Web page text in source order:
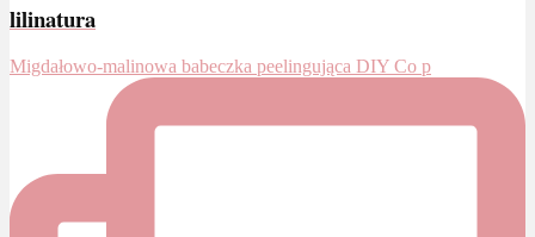
lilinatura
Migdałowo-malinowa babeczka peelingująca DIY Co p